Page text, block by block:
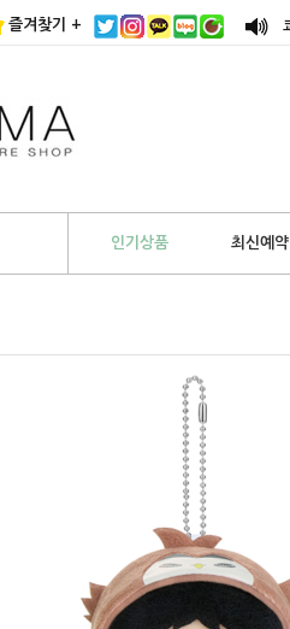
즐겨찾기 +
인기상품 최신예약